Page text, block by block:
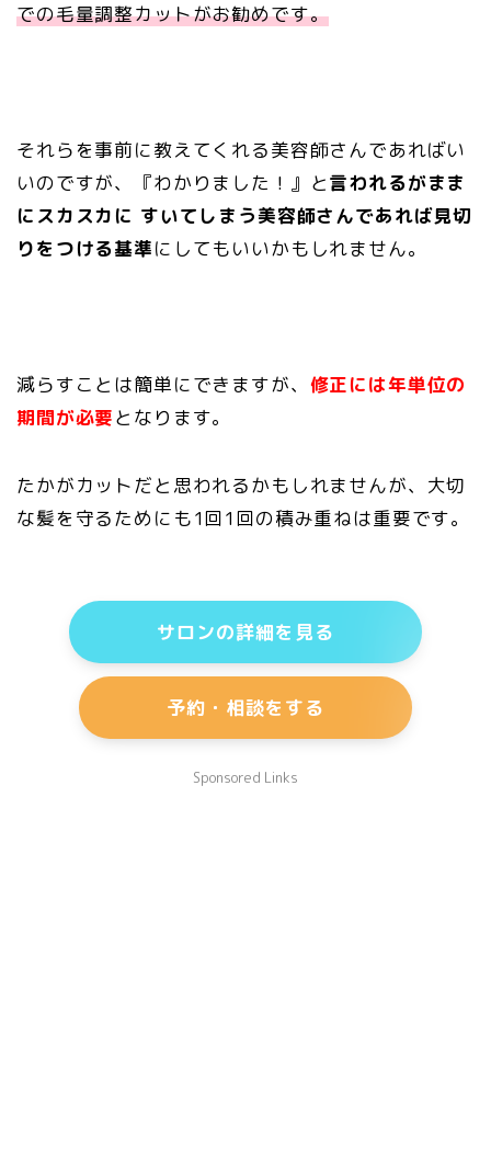
での毛量調整カットがお勧めです。
それらを事前に教えてくれる美容師さんであればい
いのですが、『わかりました！』と言われるがまま
にスカスカに すいてしまう美容師さんであれば見切
りをつける基準にしてもいいかもしれません。
減らすことは簡単にできますが、 修正には年単位の
期間が必要となります。
たかがカットだと思われるかもしれませんが、大切
な髪を守るためにも1回1回の積み重ねは重要です。
サロンの詳細を見る
予約・相談をする
Sponsored Links